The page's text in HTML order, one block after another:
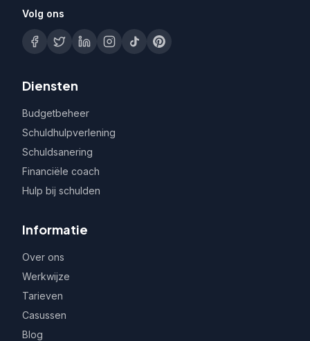
Volg ons
Diensten
Budgetbeheer
Schuldhulpverlening
Schuldsanering
Financiële coach
Hulp bij schulden
Informatie
Over ons
Werkwijze
Tarieven
Casussen
Blog